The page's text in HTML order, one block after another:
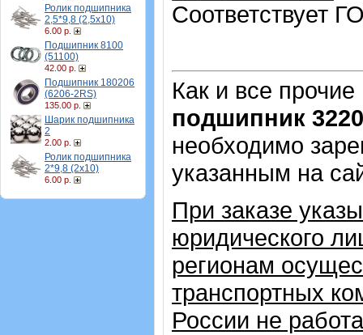
Ролик подшипника
2,5*9,8 (2,5х10)
6.00 р.
Подшипник 8100
(51100)
42.00 р.
Подшипник 180206
(6206-2RS)
135.00 р.
Шарик подшипника
2
2.00 р.
Ролик подшипника
2*9,8 (2х10)
6.00 р.
Соответствует
Как и все
подшипник
необходимо
указанным на
При заказе
юридического
регионам
транспортных
России не